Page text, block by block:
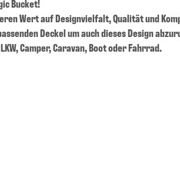
Bucket!
Wert auf Designvielfalt, Qualität und
Deckel um auch dieses Design
Camper, Caravan, Boot oder Fahrrad.